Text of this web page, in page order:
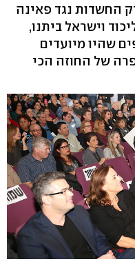
החשדות נגד פאינה
וישראל ביתנו,
שהיו מיועדים
של החוזה הכי